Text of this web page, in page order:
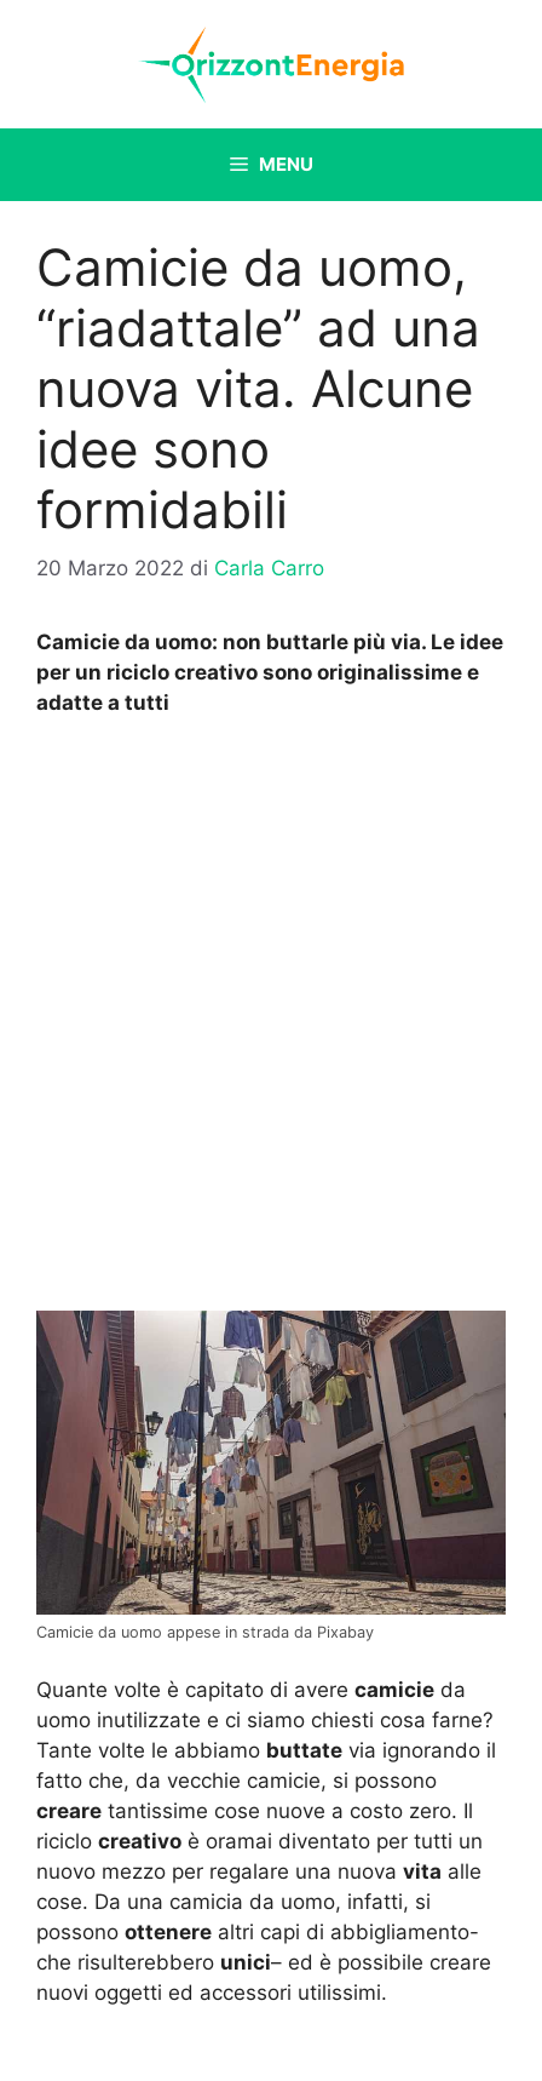
MENU
Camicie da uomo,
“riadattale” ad una
nuova vita. Alcune
idee sono
formidabili
20 Marzo 2022 di Carla Carro
Camicie da uomo: non buttarle più via. Le idee
per un riciclo creativo sono originalissime e
adatte a tutti
Camicie da uomo appese in strada da Pixabay
Quante volte è capitato di avere camicie da
uomo inutilizzate e ci siamo chiesti cosa farne?
Tante volte le abbiamo buttate via ignorando il
fatto che, da vecchie camicie, si possono
creare tantissime cose nuove a costo zero. Il
riciclo creativo è oramai diventato per tutti un
nuovo mezzo per regalare una nuova vita alle
cose. Da una camicia da uomo, infatti, si
possono ottenere altri capi di abbigliamento-
che risulterebbero unici– ed è possibile creare
nuovi oggetti ed accessori utilissimi.